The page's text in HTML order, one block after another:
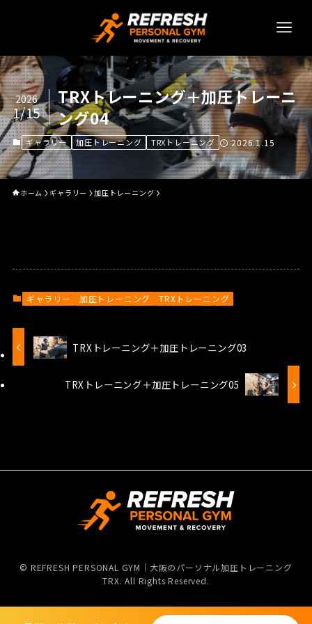
TRXトレーニング＋加圧トレーニ
ング04
2026
1/15
ギャラリー 加圧トレーニング TRXトレーニング 2026.1.15
ホーム ギャラリー 加圧トレーニング
ギャラリー 加圧トレーニング TRXトレーニング
TRXトレーニング＋加圧トレーニング03
TRXトレーニング＋加圧トレーニング05
© REFRESH PERSONAL GYM｜大阪のパーソナル加圧トレーニング
TRX. All Rights Reserved.